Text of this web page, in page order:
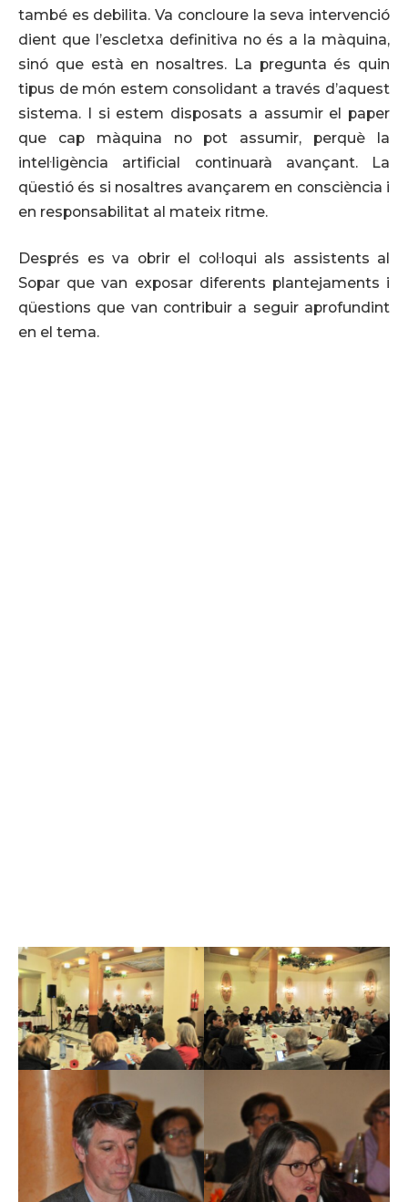
també es debilita. Va concloure la seva intervenció
dient que l’escletxa definitiva no és a la màquina,
sinó que està en nosaltres. La pregunta és quin
tipus de món estem consolidant a través d’aquest
sistema. I si estem disposats a assumir el paper
que cap màquina no pot assumir, perquè la
intel·ligència artificial continuarà avançant. La
qüestió és si nosaltres avançarem en consciència i
en responsabilitat al mateix ritme.
Després es va obrir el col·loqui als assistents al
Sopar que van exposar diferents plantejaments i
qüestions que van contribuir a seguir aprofundint
en el tema.